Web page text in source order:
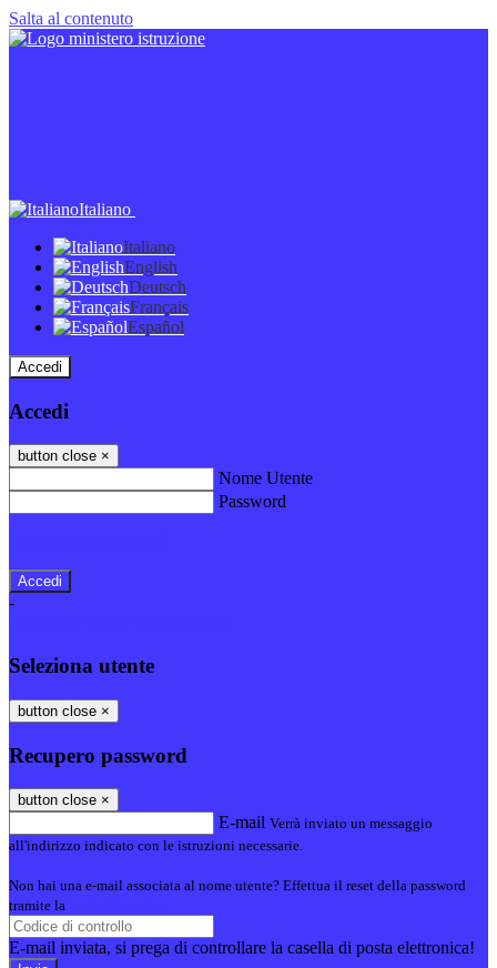
Salta al contenuto
Italiano
Italiano
English
Deutsch
Français
Español
Accedi
Accedi
button close ×
Nome Utente
Password
-
Seleziona utente
button close ×
Recupero password
button close ×
E-mail Verrà inviato un messaggio
all'indirizzo indicato con le istruzioni necessarie.
Non hai una e-mail associata al nome utente? Effettua il reset della password
tramite la
E-mail inviata, si prega di controllare la casella di posta elettronica!